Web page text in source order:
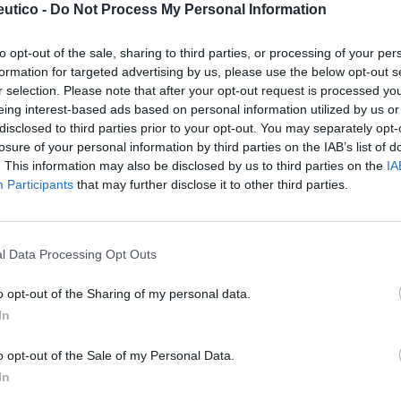
- Do Not Process My Personal Information
opt-out of the sale, sharing to third parties, or processing of your
for targeted advertising by us, please use the below opt-out
selection. Please note that after your opt-out request is processed
interest-based ads based on personal information utilized by us
to third parties prior to your opt-out. You may separately
of your personal information by third parties on the IAB’s list of
This information may also be disclosed by us to third parties on the
Participants that may further disclose it to other third parties.
Data Processing Opt Outs
opt-out of the Sharing of my personal data.
opt-out of the Sale of my Personal Data.
ido por unos derroteros muy diferentes,
catedrático de Farmacología de
«El cerebro y las adicciones» y en ella
el mensaje de que la adicción no
lo resumió en dos aspectos muy concretos:
pero luego sigue consumiendo para
acaba perdiendo la capacidad racional
preocupado por el elevado consumo –de
entre la población adulta
jóvenes, que ya inician su consumo a los
que desde su privilegiada posición
la población sobre los aspectos negativos